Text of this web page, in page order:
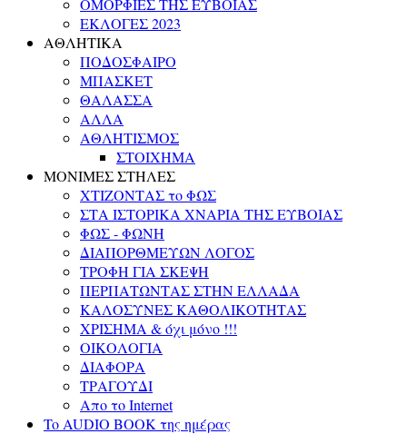
ΟΜΟΡΦΙΕΣ ΤΗΣ ΕΥΒΟΙΑΣ
ΕΚΛΟΓΕΣ 2023
ΑΘΛΗΤΙΚΑ
ΠΟΔΟΣΦΑΙΡΟ
ΜΠΑΣΚΕΤ
ΘΑΛΑΣΣΑ
ΑΛΛΑ
ΑΘΛΗΤΙΣΜΟΣ
ΣΤΟΙΧΗΜΑ
ΜΟΝΙΜΕΣ ΣΤΗΛΕΣ
ΧΤΙΖΟΝΤΑΣ το ΦΩΣ
ΣΤΑ ΙΣΤΟΡΙΚΑ ΧΝΑΡΙΑ ΤΗΣ ΕΥΒΟΙΑΣ
ΦΩΣ - ΦΩΝΗ
ΔΙΑΠΟΡΘΜΕΥΩΝ ΛΟΓΟΣ
ΤΡΟΦΗ ΓΙΑ ΣΚΕΨΗ
ΠΕΡΠΑΤΩΝΤΑΣ ΣΤΗΝ ΕΛΛΑΔΑ
ΚΑΛΟΣΥΝΕΣ ΚΑΘΟΛΙΚΟΤΗΤΑΣ
ΧΡΙΣΗΜΑ & όχι μόνο !!!
ΟΙΚΟΛΟΓΙΑ
ΔΙΑΦΟΡΑ
ΤΡΑΓΟΥΔΙ
Απο το Internet
To AUDIO BOOK της ημέρας